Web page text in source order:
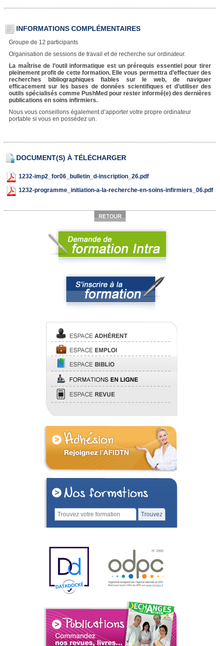
INFORMATIONS COMPLÉMENTAIRES
Groupe de 12 participants
Organisation de sessions de travail et de recherche sur ordinateur.
La maîtrise de l’outil informatique est un prérequis essentiel pour tirer
pleinement profit de cette formation. Elle vous permettra d’effectuer des
recherches bibliographiques fiables sur le web, de naviguer
efficacement sur les bases de données scientifiques et d’utiliser des
outils spécialisés comme PushMed pour rester informé(e) des dernières
publications en soins infirmiers.
Nous vous conseillons également d’apporter votre propre ordinateur
portable si vous en possédez un.
DOCUMENT(S) À TÉLÉCHARGER
1232-imp2_for06_bulletin_d-inscription_26.pdf
1232-programme_initiation-a-la-recherche-en-soins-infirmiers_06.pdf